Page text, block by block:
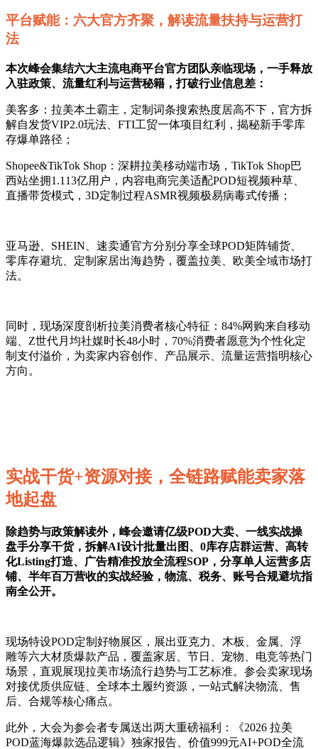
平台赋能：六大官方齐聚，解读流量扶持与运营打
法
本次峰会集结六大主流电商平台官方团队亲临现场，一手释放
入驻政策、流量红利与运营秘籍，打破行业信息差：
美客多：拉美本土霸主，定制词条搜索热度居高不下，官方拆
解自发货VIP2.0玩法、FTI工贸一体项目红利，揭秘新手零库
存爆单路径；
Shopee&TikTok Shop：深耕拉美移动端市场，TikTok Shop巴
西站坐拥1.113亿用户，内容电商完美适配POD短视频种草、
直播带货模式，3D定制过程ASMR视频极易病毒式传播；
亚马逊、SHEIN、速卖通官方分别分享全球POD矩阵铺货、
零库存避坑、定制家居出海趋势，覆盖拉美、欧美全域市场打
法。
同时，现场深度剖析拉美消费者核心特征：84%网购来自移动
端、Z世代月均社媒时长48小时，70%消费者愿意为个性化定
制支付溢价，为卖家内容创作、产品展示、流量运营指明核心
方向。
实战干货+资源对接，全链路赋能卖家落
地起盘
除趋势与政策解读外，峰会邀请亿级POD大卖、一线实战操
盘手分享干货，拆解AI设计批量出图、0库存店群运营、高转
化Listing打造、广告精准投放全流程SOP，分享单人运营多店
铺、半年百万营收的实战经验，物流、税务、账号合规避坑指
南全公开。
现场特设POD定制好物展区，展出亚克力、木板、金属、浮
雕等六大材质爆款产品，覆盖家居、节日、宠物、电竞等热门
场景，直观展现拉美市场流行趋势与工艺标准。参会卖家现场
对接优质供应链、全球本土履约资源，一站式解决物流、售
后、合规等核心痛点。
此外，大会为参会者专属送出两大重磅福利：《2026 拉美
POD蓝海爆款选品逻辑》独家报告、价值999元AI+POD全流